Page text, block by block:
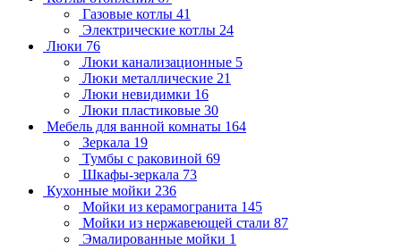
Газовые котлы 41
Электрические котлы 24
Люки 76
Люки канализационные 5
Люки металлические 21
Люки невидимки 16
Люки пластиковые 30
Мебель для ванной комнаты 164
Зеркала 19
Тумбы с раковиной 69
Шкафы-зеркала 73
Кухонные мойки 236
Мойки из керамогранита 145
Мойки из нержавеющей стали 87
Эмалированные мойки 1